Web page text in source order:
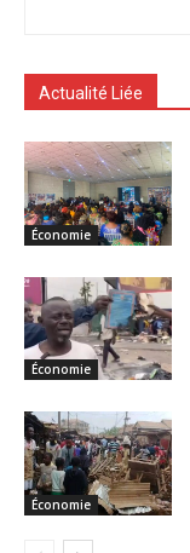
Actualité Liée
Économie
Économie
Économie